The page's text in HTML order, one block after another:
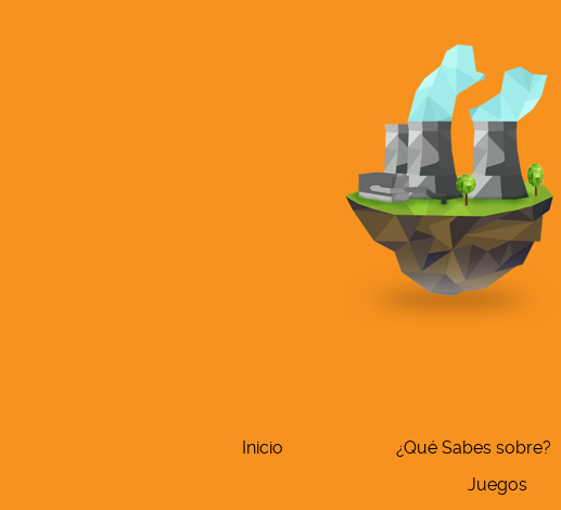
Inicio ¿Qué Sabes sobre?
Juegos